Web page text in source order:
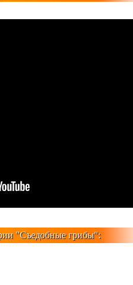
"Съедобные грибы":